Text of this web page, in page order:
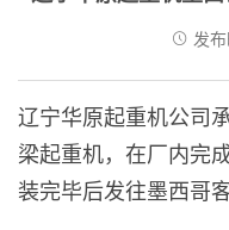
发
辽宁华原起重机公司
梁起重机，在厂内完
装完毕后发往墨西哥